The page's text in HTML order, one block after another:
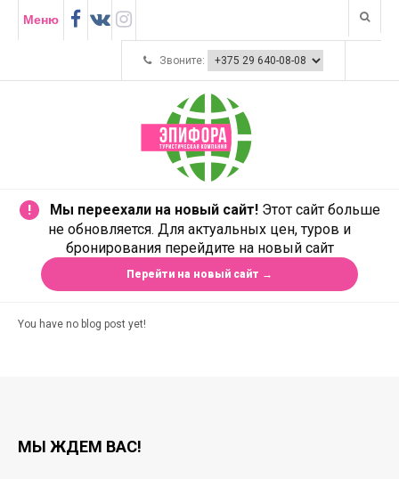
Меню
Звоните:
! Мы переехали на новый сайт!Этот сайт больше
не обновляется. Для актуальных цен, туров и
бронирования перейдите на новый сайт
Перейти на новый сайт →
You have no blog post yet!
МЫ ЖДЕМ ВАС!